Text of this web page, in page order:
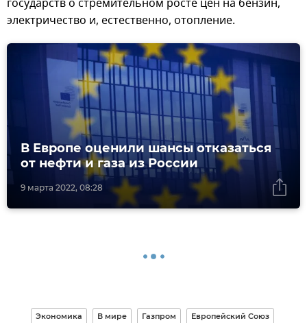
электричество и, естественно, отопление.
9 марта 2022, 08:28
В Европе оценили шансы отказаться
от нефти и газа из России
Экономика В мире Газпром Европейский Союз